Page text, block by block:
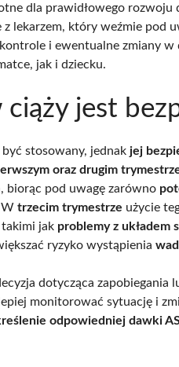
dla prawidłowego
z lekarzem, który weźmie pod
i ewentualne zmiany
jak i dziecku.
ciąży jest
stosowany, jednak jej
oraz drugim
biorąc pod uwagę zarówno
W trzecim trymestrze użycie
takimi jak problemy z układem
ryzyko wystąpienia
dotycząca zapobiegania
monitorować sytuację i
odpowiedniej dawki